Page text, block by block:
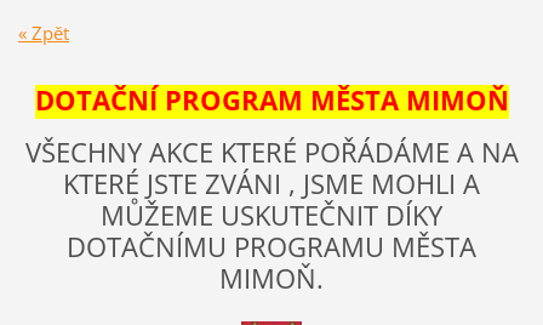
« Zpět
DOTAČNÍ PROGRAM MĚSTA MIMOŇ
VŠECHNY AKCE KTERÉ POŘÁDÁME A NA
KTERÉ JSTE ZVÁNI , JSME MOHLI A
MŮŽEME USKUTEČNIT DÍKY
DOTAČNÍMU PROGRAMU MĚSTA
MIMOŇ.